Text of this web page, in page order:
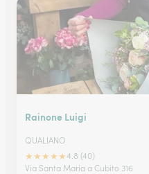
Rainone Luigi
QUALIANO
★★★★★4.8 (40)
Via Santa Maria a Cubito 316